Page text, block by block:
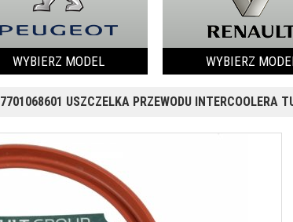
WYBIERZ MODEL WYBIERZ
7701068601 USZCZELKA PRZEWODU INTERCOOLERA